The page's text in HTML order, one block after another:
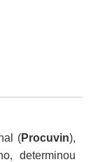
(Procuvin),
determinou